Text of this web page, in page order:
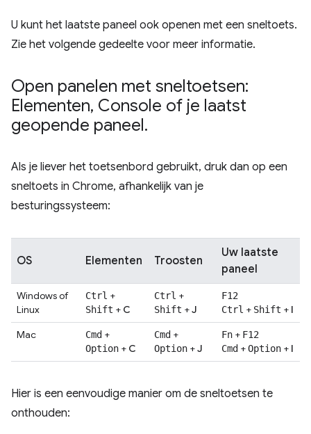
U kunt het laatste paneel ook openen met een sneltoets.
Zie het volgende gedeelte voor meer informatie.
Open panelen met sneltoetsen:
Elementen, Console of je laatst
geopende paneel.
Als je liever het toetsenbord gebruikt, druk dan op een
sneltoets in Chrome, afhankelijk van je
besturingssysteem:
OS Elementen Troosten
Uw laatste
paneel
Windows of
Linux
Ctrl +
Shift + C
Ctrl +
Shift +J
F12
Ctrl + Shift + I
Mac
Cmd +
Option + C
Cmd +
Option +J
Fn + F12
Cmd +Option + I
Hier is een eenvoudige manier om de sneltoetsen te
onthouden: